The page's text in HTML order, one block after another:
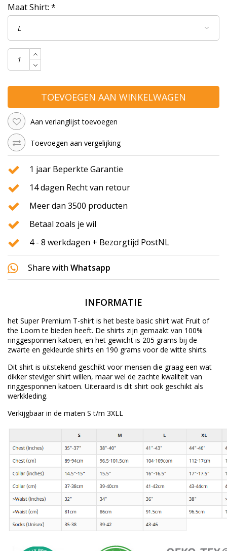
Maat Shirt: *
TOEVOEGEN AAN WINKELWAGEN
Aan verlanglijst toevoegen
Toevoegen aan vergelijking
1 jaar Beperkte Garantie
14 dagen Recht van retour
Meer dan 3500 producten
Betaal zoals je wil
4 - 8 werkdagen + Bezorgtijd PostNL
Share with Whatsapp
INFORMATIE
het Super Premium T-shirt is het beste basic shirt wat Fruit of
the Loom te bieden heeft. De shirts zijn gemaakt van 100%
ringgesponnen katoen, en het gewicht is 205 grams bij de
zwarte en gekleurde shirts en 190 grams voor de witte shirts.
Dit shirt is uitstekend geschikt voor mensen die graag een wat
dikker steviger shirt willen, maar wel de zachte kwaliteit van
ringgesponnen katoen. Uiteraard is dit shirt ook geschikt als
werkkleding.
Verkijgbaar in de maten S t/m 3XLL